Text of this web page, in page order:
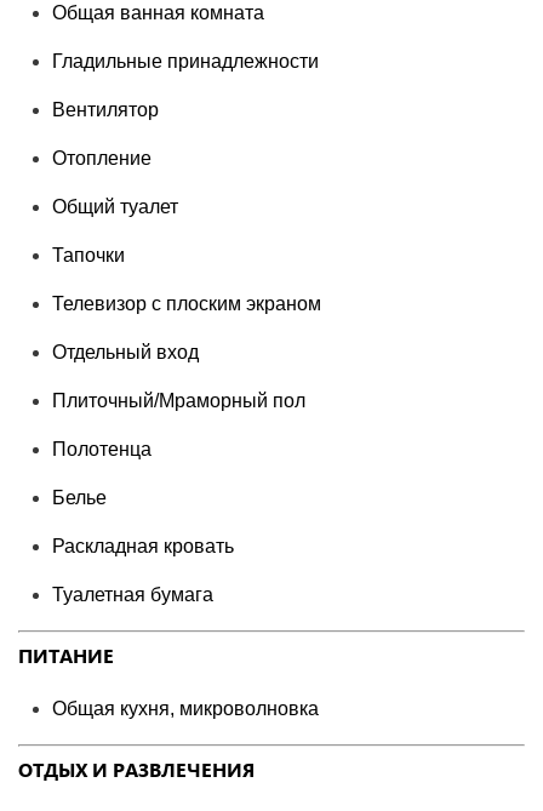
Общая ванная комната
Гладильные принадлежности
Вентилятор
Отопление
Общий туалет
Тапочки
Телевизор с плоским экраном
Отдельный вход
Плиточный/Мраморный пол
Полотенца
Белье
Раскладная кровать
Туалетная бумага
ПИТАНИЕ
Общая кухня, микроволновка
ОТДЫХ И РАЗВЛЕЧЕНИЯ